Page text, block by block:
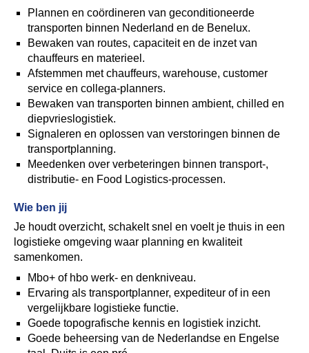
Plannen en coördineren van geconditioneerde
transporten binnen Nederland en de Benelux.
Bewaken van routes, capaciteit en de inzet van
chauffeurs en materieel.
Afstemmen met chauffeurs, warehouse, customer
service en collega-planners.
Bewaken van transporten binnen ambient, chilled en
diepvrieslogistiek.
Signaleren en oplossen van verstoringen binnen de
transportplanning.
Meedenken over verbeteringen binnen transport-,
distributie- en Food Logistics-processen.
Wie ben jij
Je houdt overzicht, schakelt snel en voelt je thuis in een
logistieke omgeving waar planning en kwaliteit
samenkomen.
Mbo+ of hbo werk- en denkniveau.
Ervaring als transportplanner, expediteur of in een
vergelijkbare logistieke functie.
Goede topografische kennis en logistiek inzicht.
Goede beheersing van de Nederlandse en Engelse